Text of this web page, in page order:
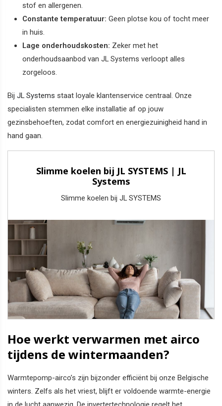
stof en allergenen.
Constante temperatuur: Geen plotse kou of tocht meer
in huis.
Lage onderhoudskosten: Zeker met het
onderhoudsaanbod van JL Systems verloopt alles
zorgeloos.
Bij JL Systems staat loyale klantenservice centraal. Onze
specialisten stemmen elke installatie af op jouw
gezinsbehoeften, zodat comfort en energiezuinigheid hand in
hand gaan.
Slimme koelen bij JL SYSTEMS | JL
Systems
Slimme koelen bij JL SYSTEMS
Hoe werkt verwarmen met airco
tijdens de wintermaanden?
Warmtepomp-airco’s zijn bijzonder efficiënt bij onze Belgische
winters. Zelfs als het vriest, blijft er voldoende warmte-energie